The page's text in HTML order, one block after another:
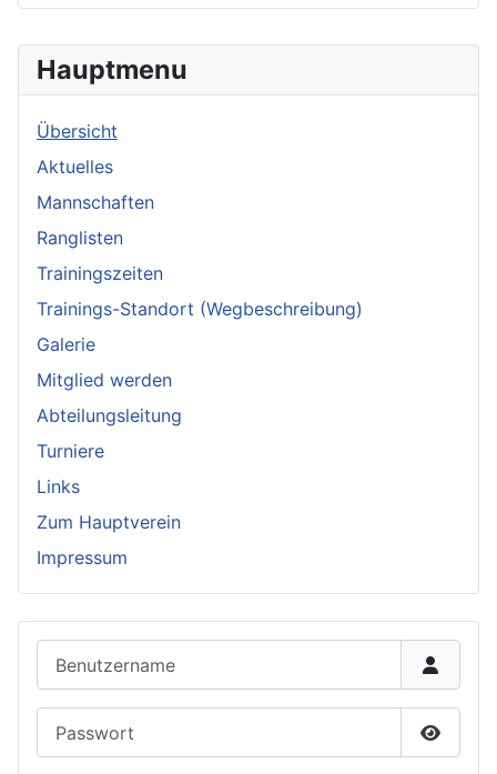
Hauptmenu
Übersicht
Aktuelles
Mannschaften
Ranglisten
Trainingszeiten
Trainings-Standort (Wegbeschreibung)
Galerie
Mitglied werden
Abteilungsleitung
Turniere
Links
Zum Hauptverein
Impressum